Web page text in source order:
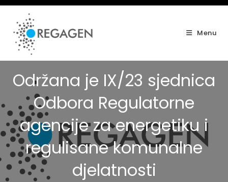
Skip
content
Menu
Održana je IX/23 sjednica
Odbora Regulatorne
agencije za energetiku i
regulisane komunalne
djelatnosti